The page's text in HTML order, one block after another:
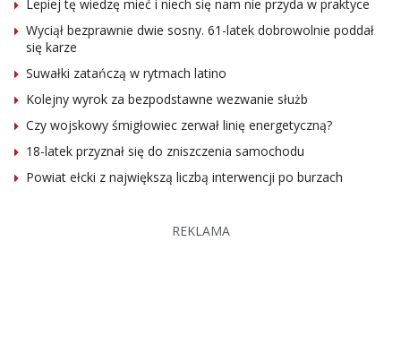
Lepiej tę wiedzę mieć i niech się nam nie przyda w praktyce
Wyciął bezprawnie dwie sosny. 61-latek dobrowolnie poddał
się karze
Suwałki zatańczą w rytmach latino
Kolejny wyrok za bezpodstawne wezwanie służb
Czy wojskowy śmigłowiec zerwał linię energetyczną?
18-latek przyznał się do zniszczenia samochodu
Powiat ełcki z największą liczbą interwencji po burzach
REKLAMA